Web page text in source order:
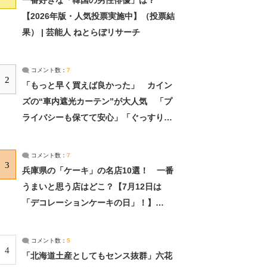
【2026年版・人気投票実施中】（投票結
果） | 芸能人 ねとらぼリサーチ
2
コメント数： 7
「もっと早く買えば良かった」 カイン
ズの“車内遮光カーテン”が大人気 「プ
ライバシーも保てて安心」「ぐっすり眠
3
コメント数： 7
兵庫県の「ケーキ」の名店10選！ 一番
うまいと思う店はどこ？【7月12日は
「デコレーションケーキの日」！】
4
コメント数： 5
「北海道土産としてもセンス抜群」六花